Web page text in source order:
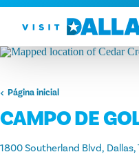
Ir diretamente para o
Página inicial
CAMPO DE
1800 Southerland Blvd Dallas,